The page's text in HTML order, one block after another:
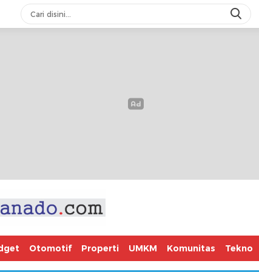
Otomotif Properti UMKM Komunitas Tekno